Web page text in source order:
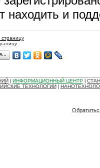
находить и
ИНФОРМАЦИОННЫЙ ЦЕНТР
ТЕХНОЛОГИИ